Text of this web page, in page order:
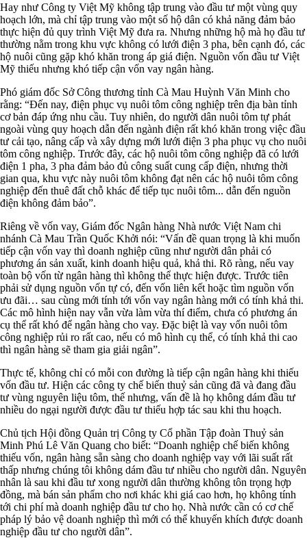
Hay như Công ty Việt Mỹ không tập trung vào đầu tư một vùng quy
hoạch lớn, mà chỉ tập trung vào một số hộ dân có khả năng đảm bảo
thực hiện đủ quy trình Việt Mỹ đưa ra. Nhưng những hộ mà họ đầu tư
thường nằm trong khu vực không có lưới điện 3 pha, bên cạnh đó, các
hộ nuôi cũng gặp khó khăn trong áp giá điện. Nguồn vốn đầu tư Việt
Mỹ thiếu nhưng khó tiếp cận vốn vay ngân hàng.
Phó giám đốc Sở Công thương tỉnh Cà Mau Huỳnh Văn Minh cho
rằng: “Đến nay, điện phục vụ nuôi tôm công nghiệp trên địa bàn tỉnh
cơ bản đáp ứng nhu cầu. Tuy nhiên, do người dân nuôi tôm tự phát
ngoài vùng quy hoạch dẫn đến ngành điện rất khó khăn trong việc đầu
tư cải tạo, nâng cấp và xây dựng mới lưới điện 3 pha phục vụ cho nuôi
tôm công nghiệp. Trước đây, các hộ nuôi tôm công nghiệp đã có lưới
điện 1 pha, 3 pha đảm bảo đủ công suất cung cấp điện, nhưng thời
gian qua, khu vực này nuôi tôm không đạt nên các hộ nuôi tôm công
nghiệp đến thuê đất chỗ khác để tiếp tục nuôi tôm... dẫn đến nguồn
điện không đảm bảo”.
Riêng về vốn vay, Giám đốc Ngân hàng Nhà nước Việt Nam chi
nhánh Cà Mau Trần Quốc Khởi nói: “Vấn đề quan trọng là khi muốn
tiếp cận vốn vay thì doanh nghiệp cũng như người dân phải có
phương án sản xuất, kinh doanh hiệu quả, khả thi. Rõ ràng, nếu vay
toàn bộ vốn từ ngân hàng thì không thể thực hiện được. Trước tiên
phải sử dụng nguồn vốn tự có, đến vốn liên kết hoặc tìm nguồn vốn
ưu đãi… sau cùng mới tính tới vốn vay ngân hàng mới có tính khả thi.
Các mô hình hiện nay vẫn vừa làm vừa thí điểm, chưa có phương án
cụ thể rất khó để ngân hàng cho vay. Đặc biệt là vay vốn nuôi tôm
công nghiệp rủi ro rất cao, nếu có mô hình cụ thể, có tính khả thi cao
thì ngân hàng sẽ tham gia giải ngân”.
Thực tế, không chỉ có mỗi con đường là tiếp cận ngân hàng khi thiếu
vốn đầu tư. Hiện các công ty chế biến thuỷ sản cũng đã và đang đầu
tư vùng nguyên liệu tôm, thế nhưng, vấn đề là họ không dám đầu tư
nhiều do ngại người được đầu tư thiếu hợp tác sau khi thu hoạch.
Chủ tịch Hội đồng Quản trị Công ty Cổ phần Tập đoàn Thuỷ sản
Minh Phú Lê Văn Quang cho biết: “Doanh nghiệp chế biến không
thiếu vốn, ngân hàng sẵn sàng cho doanh nghiệp vay với lãi suất rất
thấp nhưng chúng tôi không dám đầu tư nhiều cho người dân. Nguyên
nhân là sau khi đầu tư xong người dân thường không tôn trọng hợp
đồng, mà bán sản phẩm cho nơi khác khi giá cao hơn, họ không tính
tới chi phí mà doanh nghiệp đầu tư cho họ. Nhà nước cần có cơ chế
pháp lý bảo vệ doanh nghiệp thì mới có thể khuyến khích được doanh
nghiệp đầu tư cho người dân”.